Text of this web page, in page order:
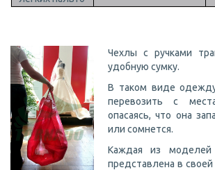
Чехлы с ручками
удобную сумку.
В таком виде
перевозить с
опасаясь, что она
или сомнется.
Каждая из моделей
представлена в